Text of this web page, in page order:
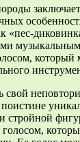
«пес-
который
свой
стройной